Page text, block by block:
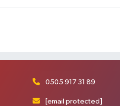
0505 917 31 89
[email protected]